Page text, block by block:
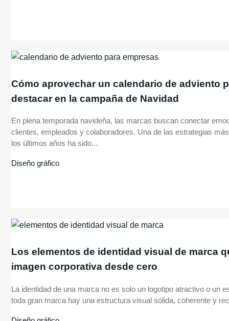
Cómo aprovechar un calendario de adviento
destacar en la campaña de Navidad
En plena temporada navideña, las marcas buscan conectar
clientes, empleados y colaboradores. Una de las estrategias
los últimos años ha sido...
Diseño gráfico
Los elementos de identidad visual de marca
imagen corporativa desde cero
La identidad de una marca no es solo un logotipo atractivo o un
toda gran marca hay una estructura visual sólida, coherente y